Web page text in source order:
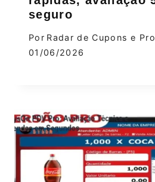
seguro
Por Radar de Cupons e
01/06/2026